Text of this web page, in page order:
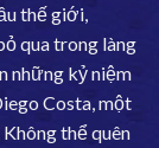
thế giới,
qua trong làng
những kỷ niệm
Costa, một
thể quên